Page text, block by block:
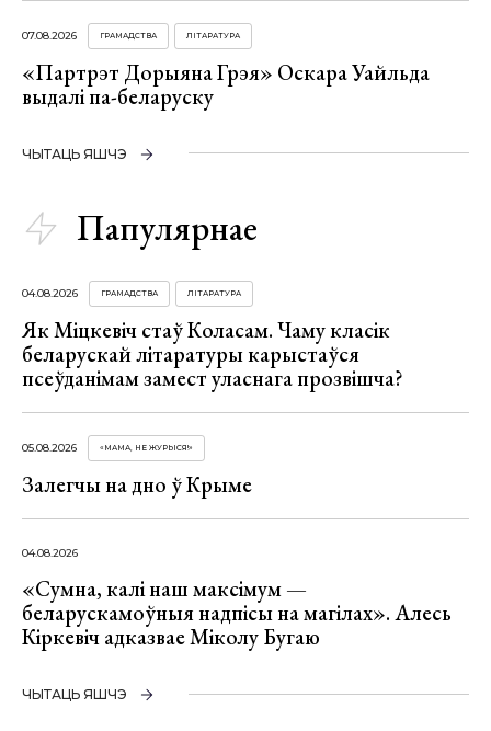
07.08.2026 ГРАМАДСТВА ЛІТАРАТУРА
«Партрэт Дорыяна Грэя» Оскара Уайльда
выдалі па-беларуску
ЧЫТАЦЬ ЯШЧЭ
Папулярнае
04.08.2026 ГРАМАДСТВА ЛІТАРАТУРА
Як Міцкевіч стаў Коласам. Чаму класік
беларускай літаратуры карыстаўся
псеўданімам замест уласнага прозвішча?
05.08.2026 «МАМА, НЕ ЖУРЫСЯ!»
Залегчы на дно ў Крыме
04.08.2026
«Сумна, калі наш максімум —
беларускамоўныя надпісы на магілах». Алесь
Кіркевіч адказвае Міколу Бугаю
ЧЫТАЦЬ ЯШЧЭ